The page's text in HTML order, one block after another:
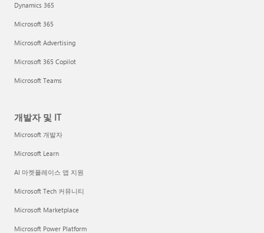
Dynamics 365
Microsoft 365
Microsoft Advertising
Microsoft 365 Copilot
Microsoft Teams
개발자 및 IT
Microsoft 개발자
Microsoft Learn
AI 마켓플레이스 앱 지원
Microsoft Tech 커뮤니티
Microsoft Marketplace
Microsoft Power Platform